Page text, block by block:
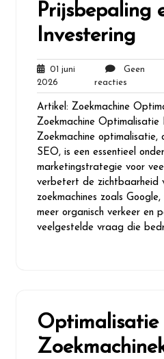
Prijsbepaling
Investering
01 juni
2026
juni
2026
Geen
reacties
reacties
Artikel: Zoekmachine
Zoekmachine
Zoekmachine optimalisatie,
SEO, is een essentieel
marketingstrategie voor
verbetert de zichtbaarheid
zoekmachines zoals
meer organisch verkeer en
veelgestelde vraag die
Optimalisatie